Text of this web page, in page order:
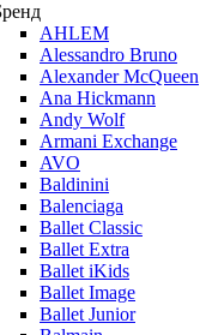
AHLEM
Alessandro Bruno
Alexander McQueen
Ana Hickmann
Andy Wolf
Armani Exchange
AVO
Baldinini
Balenciaga
Ballet Classic
Ballet Extra
Ballet iKids
Ballet Image
Ballet Junior